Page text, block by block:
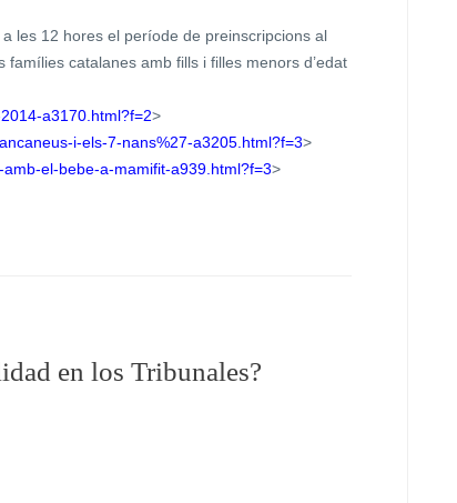
les 12 hores el període de preinscripcions al
catalanes amb fills i filles menors d’edat
a3170.html?f=2>
i-els-7-nans%27-a3205.html?f=3>
el-bebe-a-mamifit-a939.html?f=3>